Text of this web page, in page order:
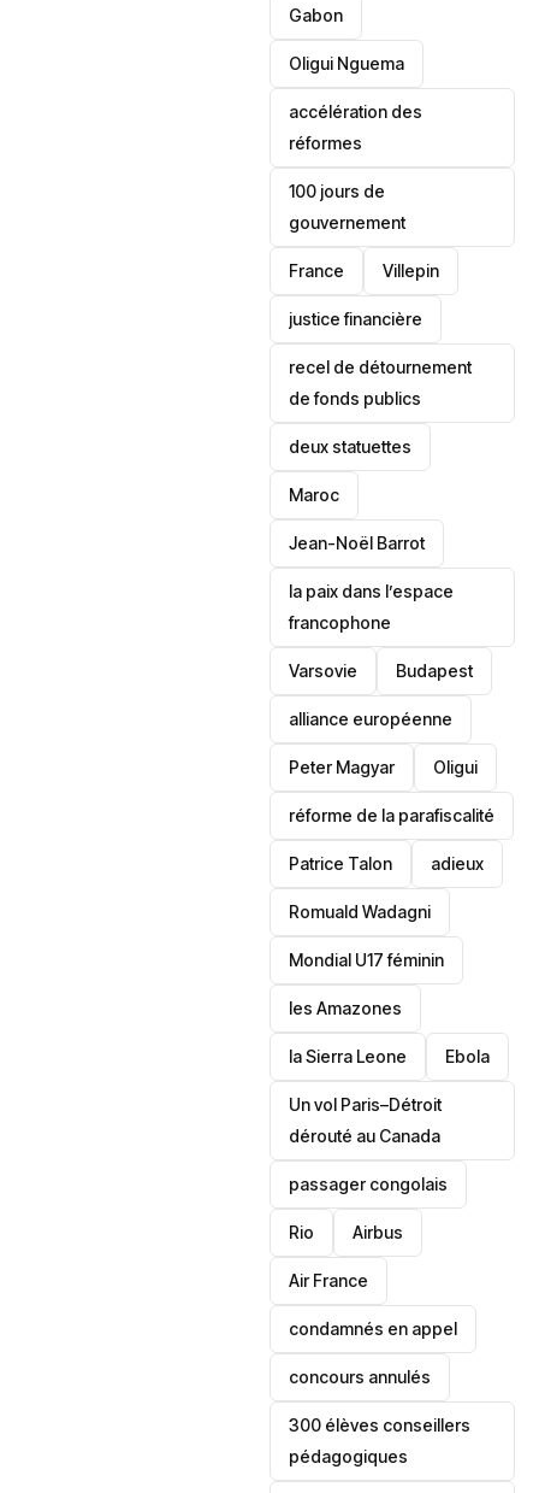
Gabon
Oligui Nguema
accélération des
réformes
100 jours de
gouvernement
France Villepin
justice financière
recel de détournement
de fonds publics
deux statuettes
Maroc
Jean-Noël Barrot
la paix dans l’espace
francophone
‎Varsovie Budapest
alliance européenne
Peter Magyar Oligui
réforme de la parafiscalité
Patrice Talon adieux
Romuald Wadagni
Mondial U17 féminin
les Amazones
la Sierra Leone ‎Ebola
Un vol Paris–Détroit
dérouté au Canada
passager congolais
Rio Airbus
Air France
condamnés en appel
concours annulés
300 élèves conseillers
pédagogiques